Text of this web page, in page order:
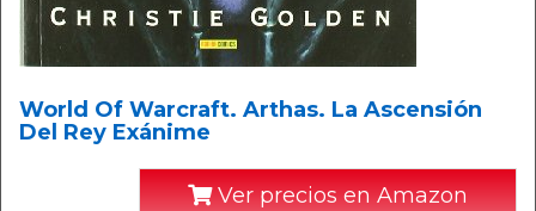
World Of Warcraft. Arthas. La Ascensión
Del Rey Exánime
Ver precios en Amazon